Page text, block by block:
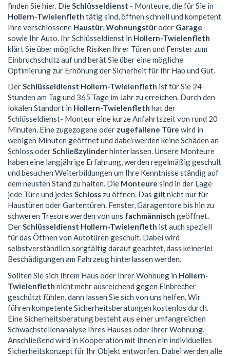
finden Sie hier. DieSchlüsseldienst - Monteure, die für Sie in
Hollern-Twielenfleth tätig sind, öffnen schnell und kompetent
Ihre verschlossene Haustür,Wohnungstüroder Garage
sowie Ihr Auto. Ihr Schlüsseldienst in Hollern-Twielenfleth
klärt Sie über mögliche Risiken Ihrer Türen und Fenster zum
Einbruchschutz auf und berät Sie über eine mögliche
Optimierung zur Erhöhung der Sicherheit für Ihr Hab und Gut.
DerSchlüsseldienst Hollern-Twielenfleth ist für Sie 24
Stunden am Tag und 365 Tage im Jahr zu erreichen. Durch den
lokalen Standort in Hollern-Twielenfleth hat der
Schlüsseldienst- Monteur eine kurze Anfahrtszeit von rund 20
Minuten. Eine zugezogene oder zugefallene Türe wird in
wenigen Minuten geöffnet und dabei werden keine Schäden an
Schloss oderSchließzylinderhinterlassen. Unsere Monteure
haben eine langjährige Erfahrung, werden regelmäßig geschult
und besuchen Weiterbildungen um Ihre Kenntnisse ständig auf
dem neusten Stand zu halten. Die Monteure sind in der Lage
jede Türe und jedes Schloss zu öffnen. Das gilt nicht nur für
Haustüren oder Gartentüren. Fenster, Garagentore bis hin zu
schweren Tresore werden von uns fachmännisch geöffnet.
DerSchlüsseldienst Hollern-Twielenfleth ist auch speziell
für das Öffnen von Autotüren geschult. Dabei wird
selbstverständlich sorgfältig darauf geachtet, dass keinerlei
Beschädigungen am Fahrzeug hinterlassen werden.
Sollten Sie sich Ihrem Haus oder Ihrer Wohnung in Hollern-
Twielenfleth nicht mehr ausreichend gegen Einbrecher
geschützt fühlen, dann lassen Sie sich von uns helfen. Wir
führen kompetente Sicherheitsberatungen kostenlos durch.
Eine Sicherheitsberatung besteht aus einer umfangreichen
Schwachstellenanalyse Ihres Hauses oder Ihrer Wohnung.
Anschließend wird in Kooperation mit Ihnen ein individuelles
Sicherheitskonzept für Ihr Objekt entworfen. Dabei werden alle